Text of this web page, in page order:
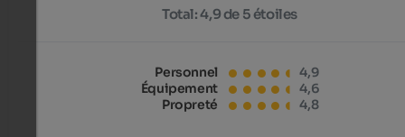
Total:4,9 de 5 étoiles
Personnel
4,9
Équipement
4,6
Propreté
4,8